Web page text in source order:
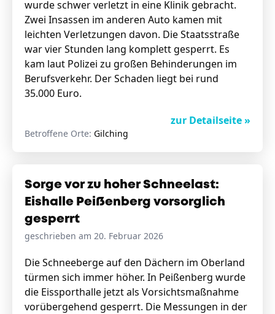
wurde schwer verletzt in eine Klinik gebracht.
Zwei Insassen im anderen Auto kamen mit
leichten Verletzungen davon. Die Staatsstraße
war vier Stunden lang komplett gesperrt. Es
kam laut Polizei zu großen Behinderungen im
Berufsverkehr. Der Schaden liegt bei rund
35.000 Euro.
zur Detailseite »
Betroffene Orte: Gilching
Sorge vor zu hoher Schneelast:
Eishalle Peißenberg vorsorglich
gesperrt
geschrieben am 20. Februar 2026
Die Schneeberge auf den Dächern im Oberland
türmen sich immer höher. In Peißenberg wurde
die Eissporthalle jetzt als Vorsichtsmaßnahme
vorübergehend gesperrt. Die Messungen in der